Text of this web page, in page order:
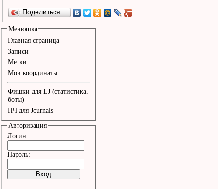
Поделиться…
Менюшка
Главная страница
Записи
Метки
Мои координаты
Фишки для LJ (статистика,
боты)
ПЧ для Journals
Авторизация
Логин:
Пароль: